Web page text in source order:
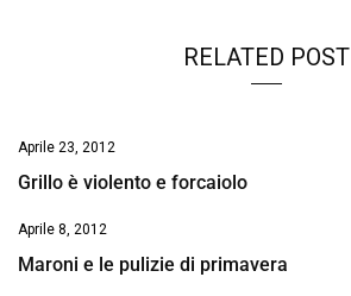
RELATED POST
Aprile 23, 2012
Grillo è violento e forcaiolo
Aprile 8, 2012
Maroni e le pulizie di primavera